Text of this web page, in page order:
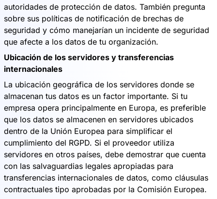
autoridades de protección de datos. También pregunta
sobre sus políticas de notificación de brechas de
seguridad y cómo manejarían un incidente de seguridad
que afecte a los datos de tu organización.
Ubicación de los servidores y transferencias
internacionales
La ubicación geográfica de los servidores donde se
almacenan tus datos es un factor importante. Si tu
empresa opera principalmente en Europa, es preferible
que los datos se almacenen en servidores ubicados
dentro de la Unión Europea para simplificar el
cumplimiento del RGPD. Si el proveedor utiliza
servidores en otros países, debe demostrar que cuenta
con las salvaguardias legales apropiadas para
transferencias internacionales de datos, como cláusulas
contractuales tipo aprobadas por la Comisión Europea.